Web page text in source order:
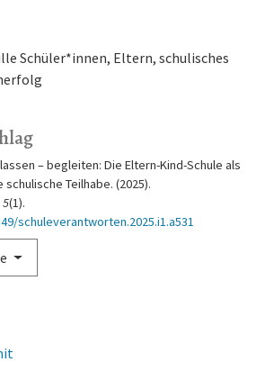
Schüler*innen Eltern schulisches
– begleiten: Die Eltern-Kind-Schule als
Teilhabe. (2025).
5(1).
schuleverantworten.2025.i1.a531